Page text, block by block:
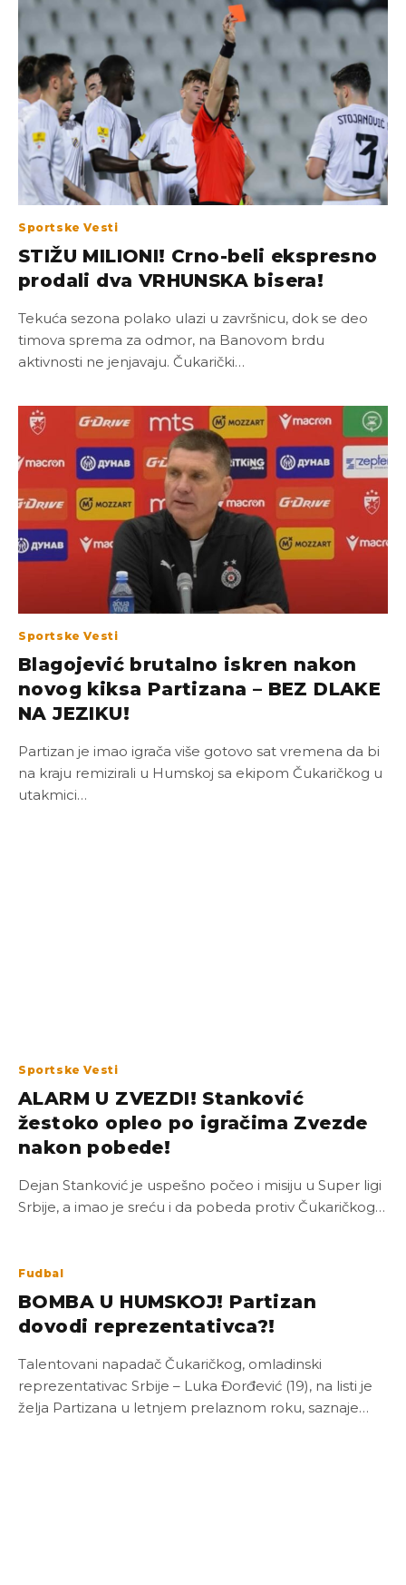
Sportske Vesti
STIŽU MILIONI! Crno-beli ekspresno
prodali dva VRHUNSKA bisera!
Tekuća sezona polako ulazi u završnicu, dok se deo
timova sprema za odmor, na Banovom brdu
aktivnosti ne jenjavaju. Čukarički…
Sportske Vesti
Blagojević brutalno iskren nakon
novog kiksa Partizana – BEZ DLAKE
NA JEZIKU!
Partizan je imao igrača više gotovo sat vremena da bi
na kraju remizirali u Humskoj sa ekipom Čukaričkog u
utakmici…
Sportske Vesti
ALARM U ZVEZDI! Stanković
žestoko opleo po igračima Zvezde
nakon pobede!
Dejan Stanković je uspešno počeo i misiju u Super ligi
Srbije, a imao je sreću i da pobeda protiv Čukaričkog…
Fudbal
BOMBA U HUMSKOJ! Partizan
dovodi reprezentativca?!
Talentovani napadač Čukaričkog, omladinski
reprezentativac Srbije – Luka Đorđević (19), na listi je
želja Partizana u letnjem prelaznom roku, saznaje…